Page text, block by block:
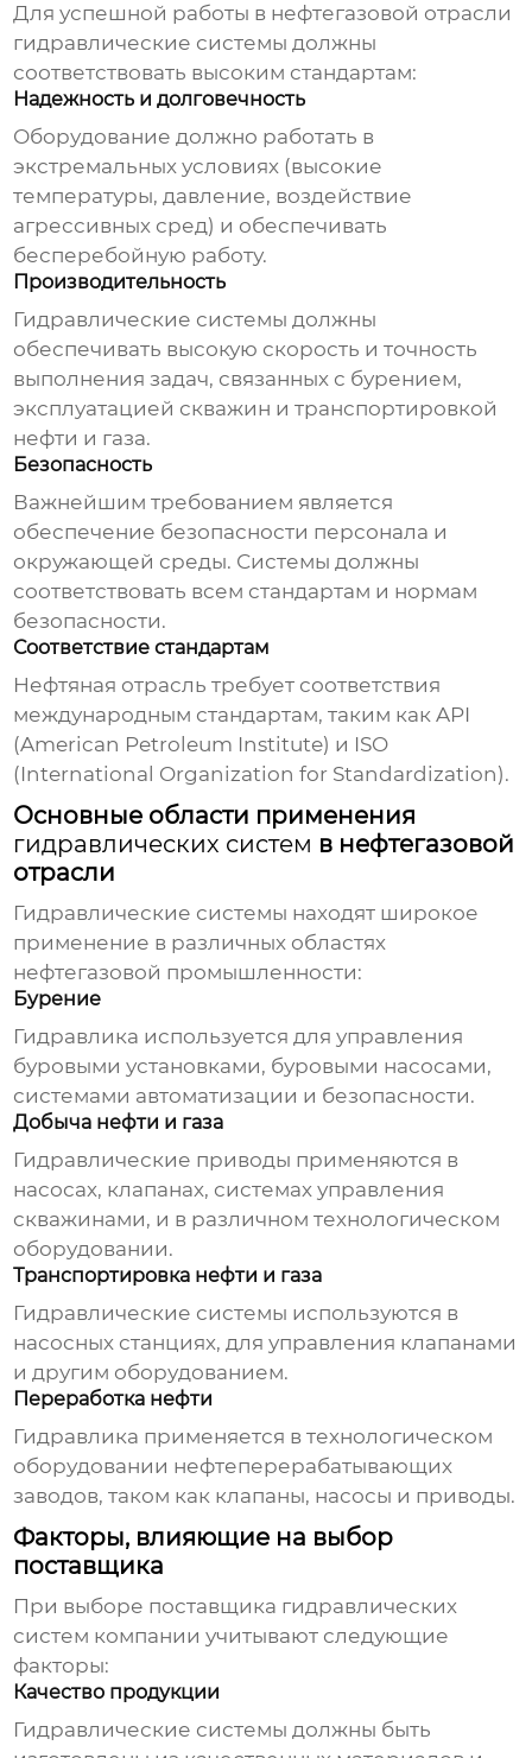
Для успешной работы в нефтегазовой отрасли
гидравлические системы должны
соответствовать высоким стандартам:
Надежность и долговечность
Оборудование должно работать в
экстремальных условиях (высокие
температуры, давление, воздействие
агрессивных сред) и обеспечивать
бесперебойную работу.
Производительность
Гидравлические системы должны
обеспечивать высокую скорость и точность
выполнения задач, связанных с бурением,
эксплуатацией скважин и транспортировкой
нефти и газа.
Безопасность
Важнейшим требованием является
обеспечение безопасности персонала и
окружающей среды. Системы должны
соответствовать всем стандартам и нормам
безопасности.
Соответствие стандартам
Нефтяная отрасль требует соответствия
международным стандартам, таким как API
(American Petroleum Institute) и ISO
(International Organization for Standardization).
Основные области применения
гидравлических систем в нефтегазовой
отрасли
Гидравлические системы находят широкое
применение в различных областях
нефтегазовой промышленности:
Бурение
Гидравлика используется для управления
буровыми установками, буровыми насосами,
системами автоматизации и безопасности.
Добыча нефти и газа
Гидравлические приводы применяются в
насосах, клапанах, системах управления
скважинами, и в различном технологическом
оборудовании.
Транспортировка нефти и газа
Гидравлические системы используются в
насосных станциях, для управления клапанами
и другим оборудованием.
Переработка нефти
Гидравлика применяется в технологическом
оборудовании нефтеперерабатывающих
заводов, таком как клапаны, насосы и приводы.
Факторы, влияющие на выбор
поставщика
При выборе поставщика гидравлических
систем компании учитывают следующие
факторы:
Качество продукции
Гидравлические системы должны быть